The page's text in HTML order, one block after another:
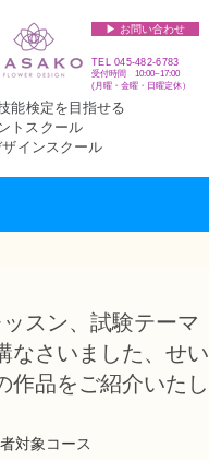
▶︎ お問い合わせ
TEL045-482-6783
受付時間 10:00~17:00​​​
(​月曜・金曜・日曜定休）
能検定を目指せる
トスクール
インスクール
対象コース
スン、試験テーマ
なさいました、せい
作品をご紹介いたし